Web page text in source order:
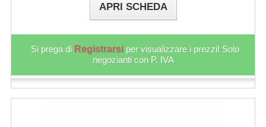
APRI SCHEDA
Si prega di Registrarsi per visualizzare i prezzi! Solo
negozianti con P. IVA